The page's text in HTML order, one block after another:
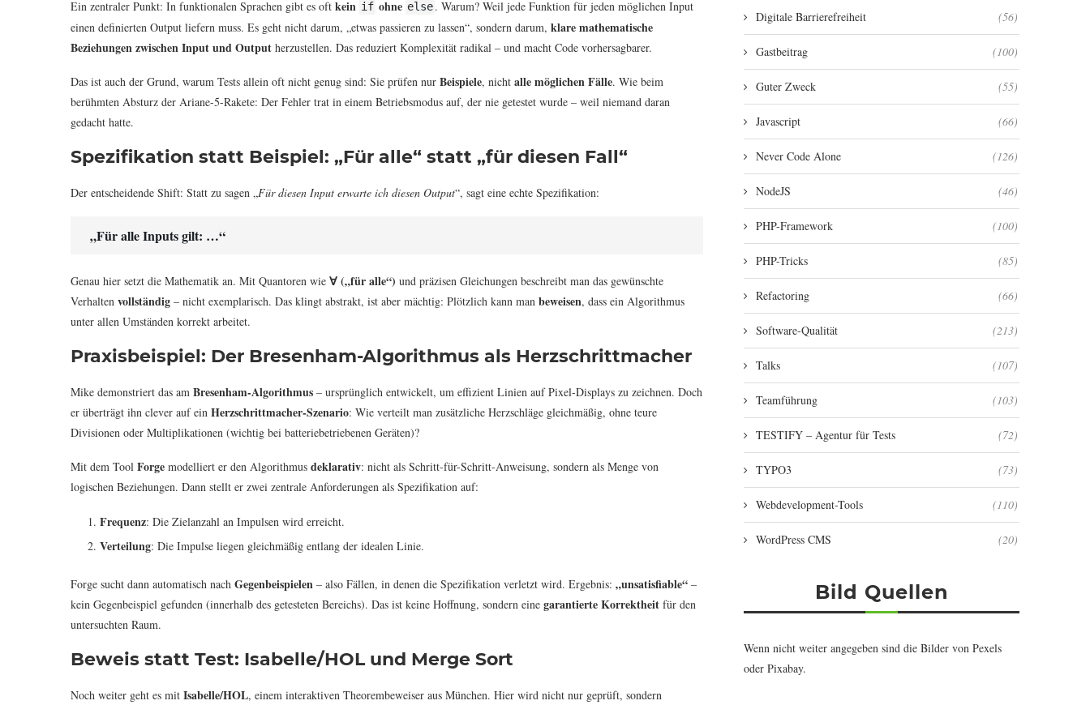
Ein zentraler Punkt: In funktionalen Sprachen gibt es oft kein if ohne else. Warum? Weil jede Funktion für jeden möglichen Input
einen definierten Output liefern muss. Es geht nicht darum, „etwas passieren zu lassen“, sondern darum, klare mathematische
Beziehungen zwischen Input und Output herzustellen. Das reduziert Komplexität radikal – und macht Code vorhersagbarer.
Das ist auch der Grund, warum Tests allein oft nicht genug sind: Sie prüfen nur Beispiele, nicht alle möglichen Fälle. Wie beim
berühmten Absturz der Ariane-5-Rakete: Der Fehler trat in einem Betriebsmodus auf, der nie getestet wurde – weil niemand daran
gedacht hatte.
Spezifikation statt Beispiel: „Für alle“ statt „für diesen Fall“
Der entscheidende Shift: Statt zu sagen „Für diesen Input erwarte ich diesen Output“, sagt eine echte Spezifikation:
„Für alle Inputs gilt: …“
Genau hier setzt die Mathematik an. Mit Quantoren wie ∀ („für alle“) und präzisen Gleichungen beschreibt man das gewünschte
Verhalten vollständig – nicht exemplarisch. Das klingt abstrakt, ist aber mächtig: Plötzlich kann man beweisen, dass ein Algorithmus
unter allen Umständen korrekt arbeitet.
Praxisbeispiel: Der Bresenham-Algorithmus als Herzschrittmacher
Mike demonstriert das am Bresenham-Algorithmus – ursprünglich entwickelt, um effizient Linien auf Pixel-Displays zu zeichnen. Doch
er überträgt ihn clever auf ein Herzschrittmacher-Szenario: Wie verteilt man zusätzliche Herzschläge gleichmäßig, ohne teure
Divisionen oder Multiplikationen (wichtig bei batteriebetriebenen Geräten)?
Mit dem Tool Forge modelliert er den Algorithmus deklarativ: nicht als Schritt-für-Schritt-Anweisung, sondern als Menge von
logischen Beziehungen. Dann stellt er zwei zentrale Anforderungen als Spezifikation auf:
Frequenz: Die Zielanzahl an Impulsen wird erreicht.
Verteilung: Die Impulse liegen gleichmäßig entlang der idealen Linie.
Forge sucht dann automatisch nach Gegenbeispielen – also Fällen, in denen die Spezifikation verletzt wird. Ergebnis: „unsatisfiable“ –
kein Gegenbeispiel gefunden (innerhalb des getesteten Bereichs). Das ist keine Hoffnung, sondern eine garantierte Korrektheit für den
untersuchten Raum.
Beweis statt Test: Isabelle/HOL und Merge Sort
Noch weiter geht es mit Isabelle/HOL, einem interaktiven Theorembeweiser aus München. Hier wird nicht nur geprüft, sondern
Digitale Barrierefreiheit (56)
Gastbeitrag (100)
Guter Zweck (55)
Javascript (66)
Never Code Alone (126)
NodeJS (46)
PHP-Framework (100)
PHP-Tricks (85)
Refactoring (66)
Software-Qualität (213)
Talks (107)
Teamführung (103)
TESTIFY – Agentur für Tests (72)
TYPO3 (73)
Webdevelopment-Tools (110)
WordPress CMS (20)
Bild Quellen
Wenn nicht weiter angegeben sind die Bilder von Pexels
oder Pixabay.